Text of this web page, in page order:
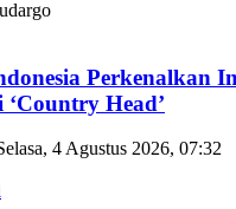
Perkenalkan
‘Country Head’
4 Agustus 2026, 07:32